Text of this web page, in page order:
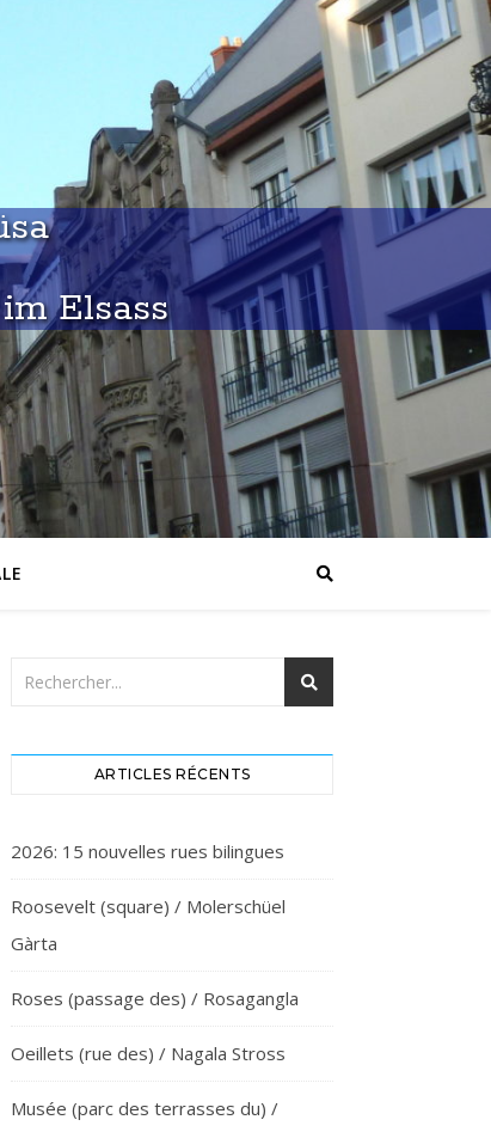
Elsass
ARTICLES RÉCENTS
2026: 15 nouvelles rues bilingues
Roosevelt (square) / Molerschüel
Gàrta
Roses (passage des) / Rosagangla
Oeillets (rue des) / Nagala Stross
Musée (parc des terrasses du) /